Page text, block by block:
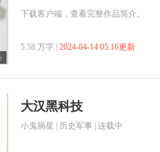
下载客户端，查看完整作品简介。
5.58 万字 | 2024-04-14 05:16更新
大汉黑科技
小鬼摘星 历史军事 | 连载中